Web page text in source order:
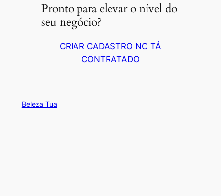
Pronto para elevar o nível do
seu negócio?
CRIAR CADASTRO NO TÁ
CONTRATADO
Beleza Tua